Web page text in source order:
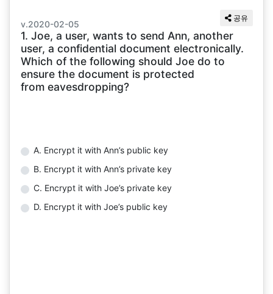
공유
v.2020-02-05
1. Joe, a user, wants to send Ann, another
user, a confidential document electronically.
Which of the following should Joe do to
ensure the document is protected
from eavesdropping?
A. Encrypt it with Ann’s public key
B. Encrypt it with Ann’s private key
C. Encrypt it with Joe’s private key
D. Encrypt it with Joe’s public key